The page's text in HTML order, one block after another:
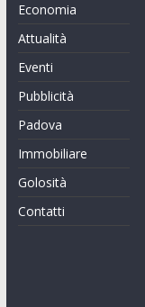
Economia
Attualità
Eventi
Pubblicità
Padova
Immobiliare
Golosità
Contatti